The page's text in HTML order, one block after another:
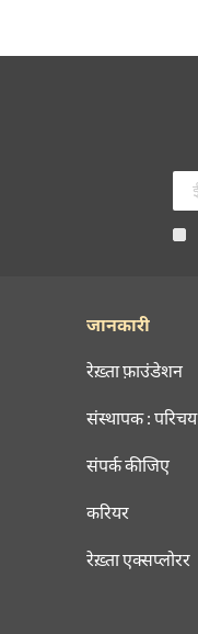
जानकारी
रेख़्ता फ़ाउंडेशन
संस्थापक : परिचय
संपर्क कीजिए
करियर
रेख़्ता एक्सप्लोरर